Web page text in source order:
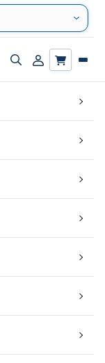
Zapnout/vypnout
Přihlásit/